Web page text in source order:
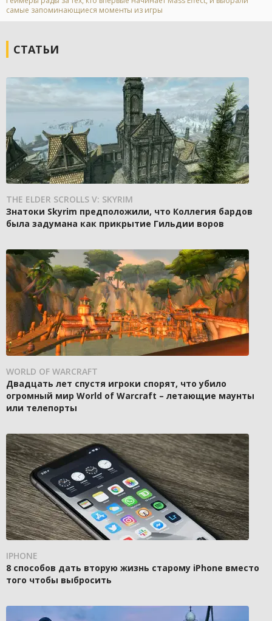
самые запоминающиеся моменты из игры
СТАТЬИ
THE ELDER SCROLLS V: SKYRIM
Знатоки Skyrim предположили, что Коллегия бардов
была задумана как прикрытие Гильдии воров
WORLD OF WARCRAFT
Двадцать лет спустя игроки спорят, что убило
огромный мир World of Warcraft – летающие маунты
или телепорты
IPHONE
8 способов дать вторую жизнь старому iPhone вместо
того чтобы выбросить